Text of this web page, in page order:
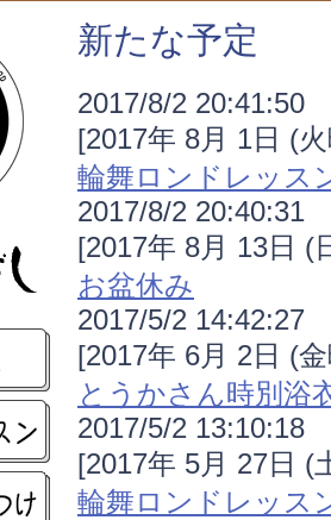
新たな予定
2017/8/2 20:41:50
[2017年 8月 1日 (
輪舞ロンドレッス
2017/8/2 20:40:31
[2017年 8月 13日 (
お盆休み
2017/5/2 14:42:27
[2017年 6月 2日 (
とうかさん時別浴
2017/5/2 13:10:18
[2017年 5月 27日 (
輪舞ロンドレッス